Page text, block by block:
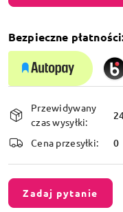
Bezpieczne
i
dostawa
Przewidywany
czas wysyłki:
Cena przesyłki: 0
Zadaj pytanie